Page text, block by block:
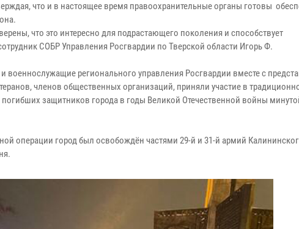
что и в настоящее время правоохранительные органы готовы
что это интересно для подрастающего поколения и способствует
СОБР Управления Росгвардии по Тверской области Игорь Ф.
регионального управления Росгвардии вместе с
членов общественных организаций, приняли участие в
защитников города в годы Великой Отечественной войны
операции город был освобождён частями 29-й и 31-й армий